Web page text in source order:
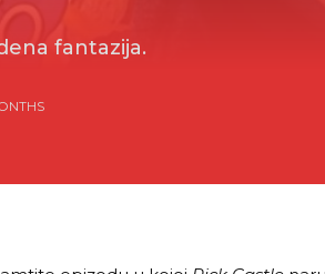
fantazija.